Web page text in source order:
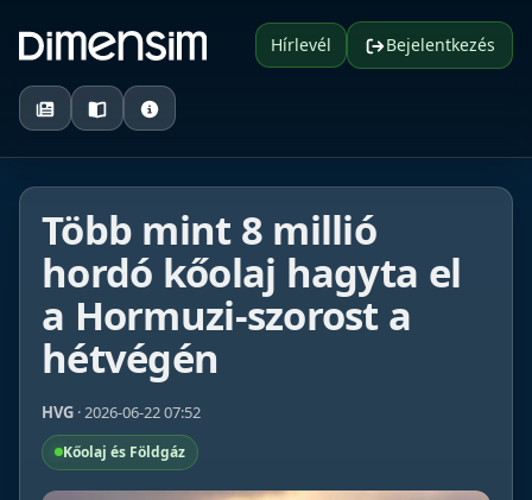
Hírlevél Bejelentkezés
Több mint 8 millió
hordó kőolaj hagyta el
a Hormuzi-szorost a
hétvégén
HVG · 2026-06-22 07:52
Kőolaj és Földgáz